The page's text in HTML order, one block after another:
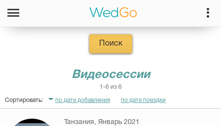
Поиск
Видеосессии
1-6 из 6
Сортировать: по дате добавления по дате поездки
Танзания, Январь 2021